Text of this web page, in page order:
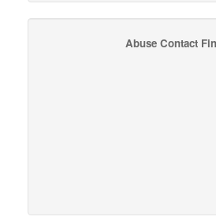
Abuse Contact